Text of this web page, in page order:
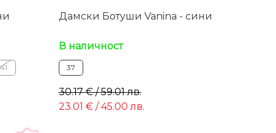
41
Дамски Ботуши Vanina - сини
В наличност
37
30.17 € / 59.01 лв.
23.01 € / 45.00 лв.